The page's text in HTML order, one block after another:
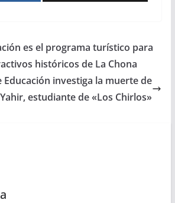
es el programa turístico para
históricos de La Chona
Educación investiga la muerte de
Yahir, estudiante de «Los Chirlos»